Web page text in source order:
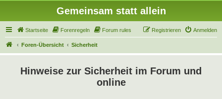
Gemeinsam statt allein
Startseite Forenregeln Forum rules Anmelden
Registrieren
Foren-Übersicht Sicherheit
Hinweise zur Sicherheit im Forum und
online